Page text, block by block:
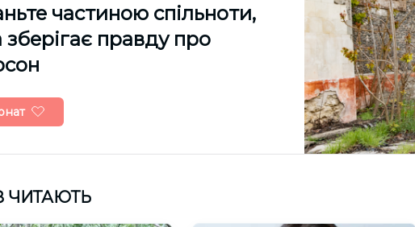
частиною спільноти,
зберігає правду про
ЧИТАЮТЬ